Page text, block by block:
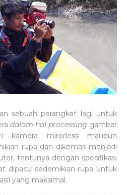
sebuah perangkat lagi untuk
dalam hal processing gambar
kamera mirorless maupun
rupa dan dikemas menjadi
tentunya dengan spesifikasi
dipacu sedemikian rupa untuk
yang maksimal.